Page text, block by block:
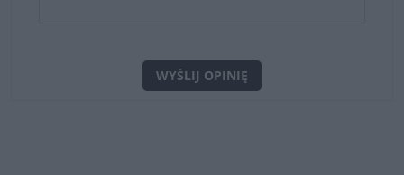
WYŚLIJ OPINIĘ